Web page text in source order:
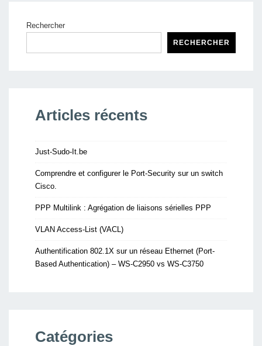
Rechercher
RECHERCHER
Articles récents
Just-Sudo-It.be
Comprendre et configurer le Port-Security sur un switch
Cisco.
PPP Multilink : Agrégation de liaisons sérielles PPP
VLAN Access-List (VACL)
Authentification 802.1X sur un réseau Ethernet (Port-
Based Authentication) – WS-C2950 vs WS-C3750
Catégories